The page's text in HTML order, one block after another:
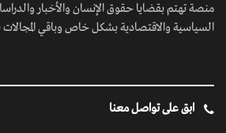
منصة تهتم بقضايا حقوق الإنسان والأخبار
السياسية والاقتصادية بشكل خاص وباقي
ابق على تواصل معنا